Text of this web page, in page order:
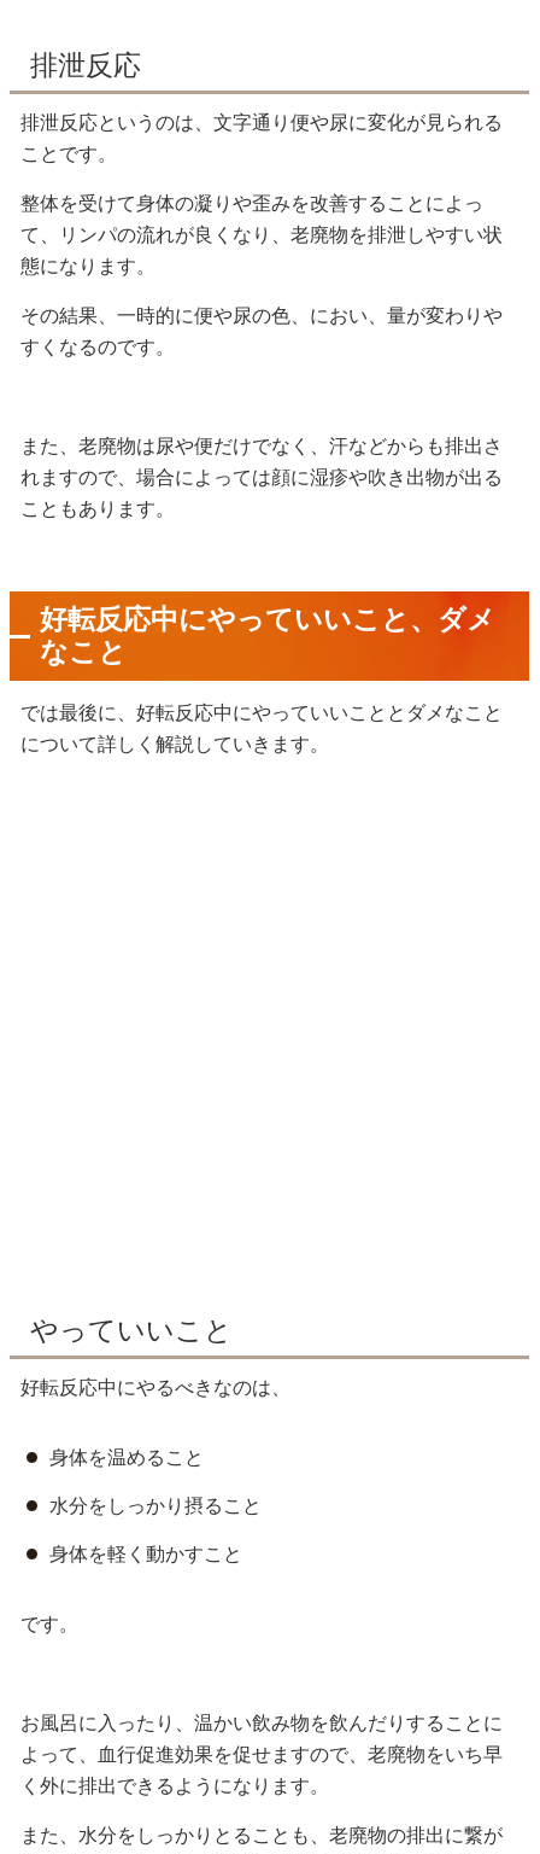
排泄反応
排泄反応というのは、文字通り便や尿に変化が見られる
ことです。
整体を受けて身体の凝りや歪みを改善することによっ
て、リンパの流れが良くなり、老廃物を排泄しやすい状
態になります。
その結果、一時的に便や尿の色、におい、量が変わりや
すくなるのです。
また、老廃物は尿や便だけでなく、汗などからも排出さ
れますので、場合によっては顔に湿疹や吹き出物が出る
こともあります。
好転反応中にやっていいこと、ダメ
なこと
では最後に、好転反応中にやっていいこととダメなこと
について詳しく解説していきます。
やっていいこと
好転反応中にやるべきなのは、
身体を温めること
水分をしっかり摂ること
身体を軽く動かすこと
です。
お風呂に入ったり、温かい飲み物を飲んだりすることに
よって、血行促進効果を促せますので、老廃物をいち早
く外に排出できるようになります。
また、水分をしっかりとることも、老廃物の排出に繋が